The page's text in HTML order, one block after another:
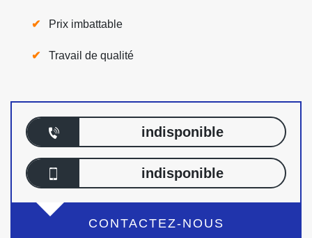
Prix imbattable
Travail de qualité
indisponible
indisponible
CONTACTEZ-NOUS